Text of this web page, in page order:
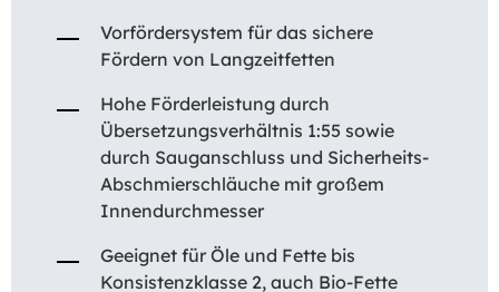
Vorfördersystem für das sichere
Fördern von Langzeitfetten
Hohe Förderleistung durch
Übersetzungsverhältnis 1:55 sowie
durch Sauganschluss und Sicherheits-
Abschmierschläuche mit großem
Innendurchmesser
Geeignet für Öle und Fette bis
Konsistenzklasse 2, auch Bio-Fette